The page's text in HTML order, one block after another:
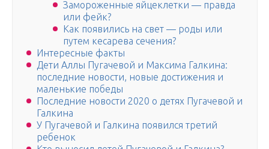
Замороженные яйцеклетки — правда
или фейк?
Как появились на свет — роды или
путем кесарева сечения?
Интересные факты
Дети Аллы Пугачевой и Максима Галкина:
последние новости, новые достижения и
маленькие победы
Последние новости 2020 о детях Пугачевой и
Галкина
У Пугачевой и Галкина появился третий
ребенок